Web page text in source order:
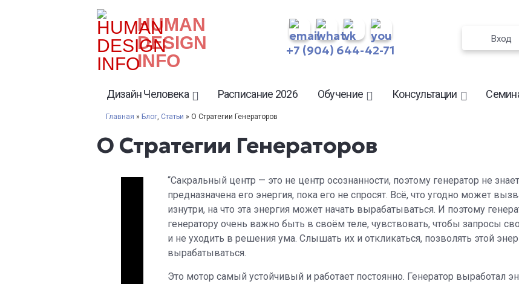
HUMAN
DESIGN
INFO
+7 (904) 644-42-71
Вход
Дизайн Человека Расписание 2026 Обучение Консультации
Главная » Блог, Статьи » О Стратегии Генераторов
О Стратегии Генераторов
“Сакральный центр — это не центр осознанности, поэтому генератор не
предназначена его энергия, пока его не спросят. Всё, что угодно может
изнутри, на что эта энергия может начать вырабатываться. И поэтому
генератору очень важно быть в своём теле, чувствовать, чтобы запросы
и не уходить в решения ума. Слышать их и откликаться, позволять этой
вырабатываться.
Это мотор самый устойчивый и работает постоянно. Генератор выработал